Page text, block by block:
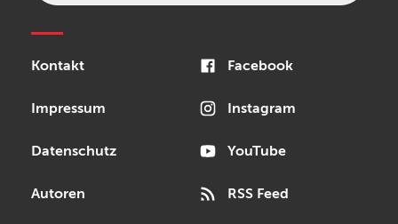
Kontakt
Impressum
Datenschutz
Autoren
Facebook
Instagram
YouTube
RSS Feed